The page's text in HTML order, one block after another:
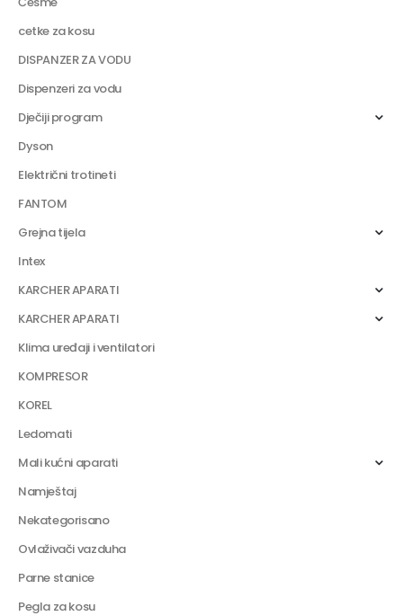
cetke za kosu
DISPANZER ZA VODU
Dispenzeri za vodu
Dječiji program
Dyson
Električni trotineti
FANTOM
Grejna tijela
Intex
KARCHER APARATI
KARCHER APARATI
Klima uređaji i ventilatori
KOMPRESOR
KOREL
Ledomati
Mali kućni aparati
Namještaj
Nekategorisano
Ovlaživači vazduha
Parne stanice
Pegla za kosu